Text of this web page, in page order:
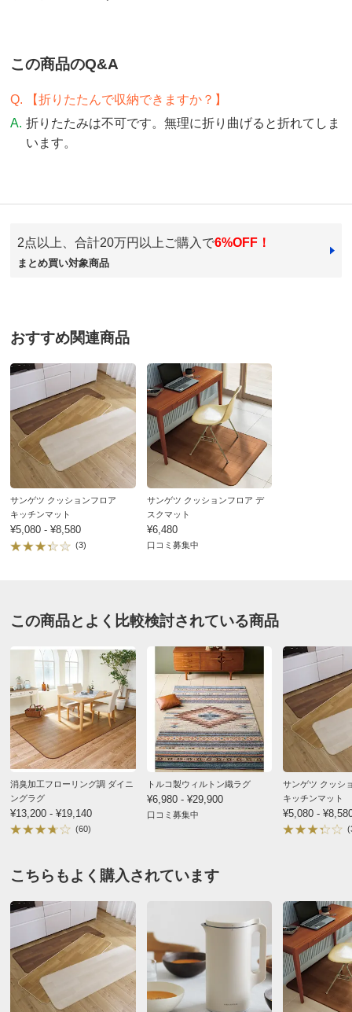
この商品のQ&A
【折りたたんで収納できますか？】
折りたたみは不可です。無理に折り曲げると折れてしま
います。
商品番号 900-6548-01
価格 ¥11,580税込 ¥10,528 税抜
改定日：2026/8/5
旧価格：¥9,980 税込
送料・送料種
別
基本配送料：¥4,000
※商品1個につき、上記配送料金となります。
※沖縄は地域配送料 ¥5,500 がかかります
梱包サイズ
個口数…1
＜個口1＞幅11×奥行11×高さ180cm 重さ3.0kg
※大型商品につき、搬入経路のご確認をお願いします。
お部屋に入らず吊り上げをする場合、別途以下の作業代金がかか
ります。商品や個数、作業内容・設置場所等により、目安の作業
代金よりも高くなる場合があります。
商品番号 900-6548-02
商品名・特徴
≪約180×220cm≫ サンゲツ クッションフロア ダイニ
ングラグ
価格 ¥12,680税込 ¥11,528 税抜
改定日：2026/8/5
旧価格：¥10,980 税込
送料・送料種
別
基本配送料：¥ 4,000
※商品1個につき、上記配送料金となります。
※沖縄は地域配送料 ¥5,500 がかかります
梱包サイズ
個口数…1
※大型商品につき、搬入経路のご確認をお願いします。
お部屋に入らず吊り上げをする場合、別途以下の作業代金がかか
代金よりも高くなる場合があります。
＜作業代金の目安＞
手吊り 20,000円～
機械使用 38,500円～
商品番号 900-6548-03
★★★★★
★★★★★
約180×220cm タイルグレージュ
北海道
以前は食卓テーブルの下には絨毯を敷いていたので、食
べ物や飲み物を落とすと後始末に大変苦労してました。
今回購入した製品は全くその心配は無く、デザインもお
洒落で部屋にマッチして気に入ってます。
2026/06/29
約180×220cm モロッカンブルー
素材がしっかりしていて汚れても拭きやすいのでよかっ
たです。
色味もリアルなタイルっぽくておしゃれです。
開梱していただいたので助かりました。
2025/12/20
約180×180cm モロッカンブルー
品質は問題ないのですが、色がカタログとは少し違いま
した。部屋を明るくしたくて、エメラルドグリーンのア
クセントが綺麗だったので購入しましたが、グレー、く
すんだネイビー、ベージュ の3色でした。大きなもの
ですから、返品も難しいので、どこかで現物を確認でき
るか、サンプル地を送ってもらえるといいと思いまし
た。
2点以上、合計20万円以上ご購入で6%OFF！
まとめ買い対象商品
おすすめ関連商品
サンゲツ クッションフロア
キッチンマット
¥5,080 - ¥8,580
(3)
サンゲツ クッションフロア デ
スクマット
¥6,480
口コミ募集中
この商品とよく比較検討されている商品
消臭加工フローリング調 ダイニ
ングラグ
¥13,200 - ¥19,140
(60)
トルコ製ウィルトン織ラグ
¥6,980 - ¥29,900
口コミ募集中
サンゲツ クッシ
キッチンマット
¥5,080 -
こちらもよく購入されています